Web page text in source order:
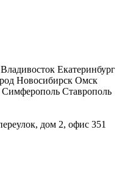
Владивосток Екатеринбург
Новосибирск Омск
Симферополь Ставрополь
дом 2, офис 351